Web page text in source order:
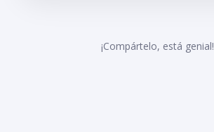
¡Compártelo, está genial!